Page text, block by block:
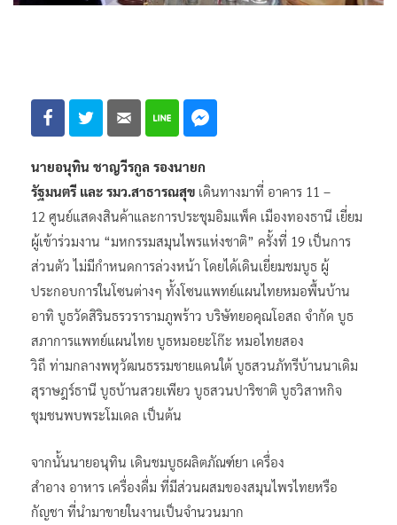
นายอนุทิน ชาญวีรกูล รองนายก
รัฐมนตรี และ รมว.สาธารณสุข เดินทางมาที่ อาคาร 11 –
12 ศูนย์แสดงสินค้าและการประชุมอิมแพ็ค เมืองทองธานี เยี่ยม
ผู้เข้าร่วมงาน “มหกรรมสมุนไพรแห่งชาติ” ครั้งที่ 19 เป็นการ
ส่วนตัว ไม่มีกำหนดการล่วงหน้า โดยได้เดินเยี่ยมชมบูธ ผู้
ประกอบการในโซนต่างๆ ทั้งโซนแพทย์แผนไทยหมอพื้นบ้าน
อาทิ บูธวัดสิรินธรวรารามภูพร้าว บริษัทยอคุณโอสถ จำกัด บูธ
สภาการแพทย์แผนไทย บูธหมอยะโก๊ะ หมอไทยสอง
วิถี ท่ามกลางพหุวัฒนธรรมชายแดนใต้ บูธสวนภัทรีบ้านนาเดิม
สุราษฎร์ธานี บูธบ้านสวยเพียว บูธสวนปาริชาติ บูธวิสาหกิจ
ชุมชนพบพระโมเดล เป็นต้น
จากนั้นนายอนุทิน เดินชมบูธผลิตภัณฑ์ยา เครื่อง
สำอาง อาหาร เครื่องดื่ม ที่มีส่วนผสมของสมุนไพรไทยหรือ
กัญชา ที่นำมาขายในงานเป็นจำนวนมาก